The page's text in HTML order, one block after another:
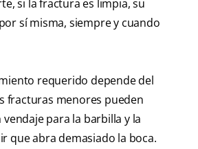
si la fractura es limpia, su
sí misma, siempre y cuando
requerido depende del
fracturas menores pueden
para la barbilla y la
que abra demasiado la boca.